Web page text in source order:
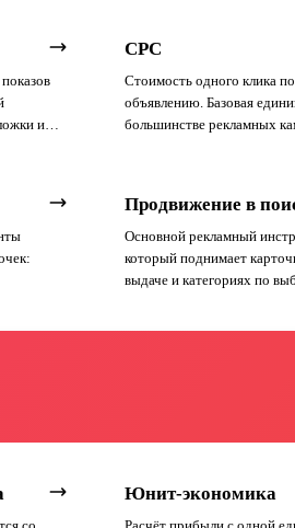
и
CPC
Стоимость одного клика
объявлению. Базовая
большинстве рекламных
Продвижение в
Основной рекламный
который поднимает
выдаче и категориях по
Юнит-экономика